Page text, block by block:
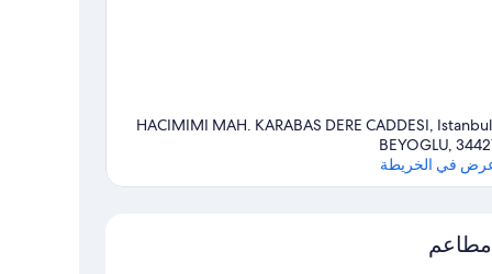
HACIMIMI MAH. KARABAS DERE CADDESI,
BEYOGLU,
في الخريطة
مطاعم